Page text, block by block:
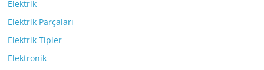
Elektrik
Elektrik Parçaları
Elektrik Tipler
Elektronik